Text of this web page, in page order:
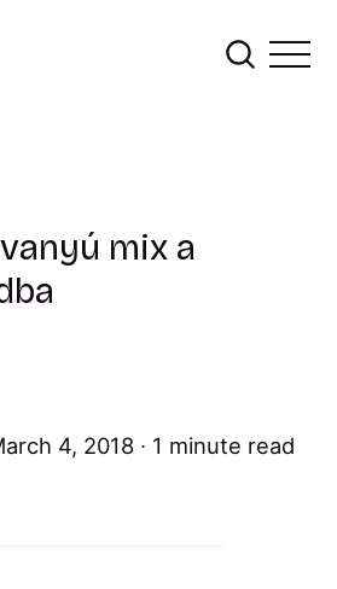
4, 2018 1 minute read
mix a